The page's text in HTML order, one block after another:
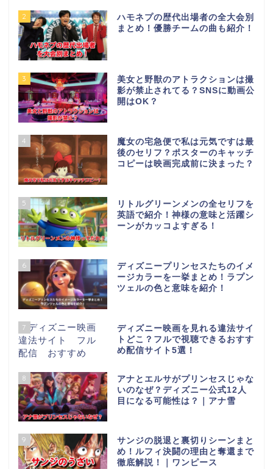
2
ハモネプの歴代出場者の全大会別
まとめ！優勝チームの曲も紹介！
3
美女と野獣のアトラクションは撮
影が禁止されてる？SNSに動画公
開はOK？
4
魔女の宅急便で私は元気ですは最
後のセリフ？ポスターのキャッチ
コピーは映画完成前に決まった？
5
リトルグリーンメンの全セリフを
英語で紹介！神様の意味と活躍シ
ーンがカッコよすぎる！
6
ディズニープリンセスたちのイメ
ージカラーを一挙まとめ！ラプン
ツェルの色と意味を紹介！
7
ディズニー映画を見れる違法サイ
トどこ？フルで視聴できるおすす
め配信サイト5選！
8
アナとエルサがプリンセスじゃな
いのなぜ？ディズニー公式12人
目になる可能性は？｜アナ雪
9
サンジの脱退と裏切りシーンまと
め！ルフィ決闘の理由と奪還まで
徹底解説！｜ワンピース